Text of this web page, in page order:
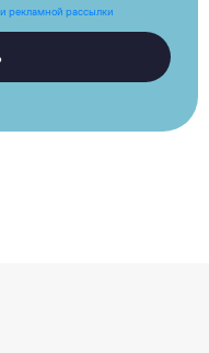
рекламной рассылки